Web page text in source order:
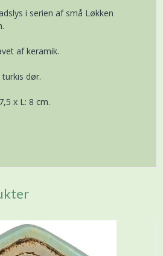
i serien af små Løkken
af keramik.
dør.
x L: 8 cm.